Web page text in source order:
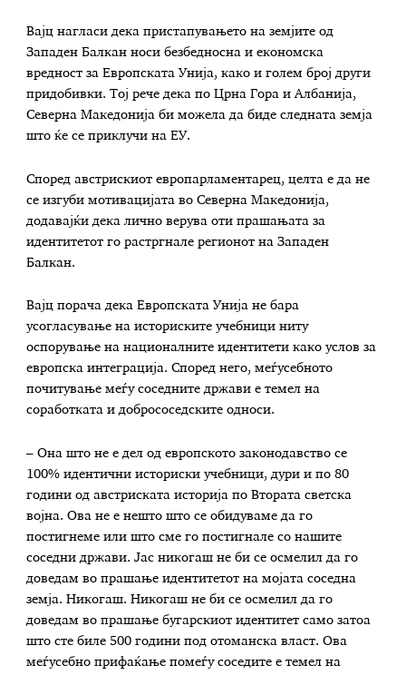
Вајц нагласи дека пристапувањето на земјите од
Западен Балкан носи безбедносна и економска
вредност за Европската Унија, како и голем број други
придобивки. Тој рече дека по Црна Гора и Албанија,
Северна Македонија би можела да биде следната земја
што ќе се приклучи на ЕУ.
Според австрискиот европарламентарец, целта е да не
се изгуби мотивацијата во Северна Македонија,
додавајќи дека лично верува оти прашањата за
идентитетот го растргнале регионот на Западен
Балкан.
Вајц порача дека Европската Унија не бара
усогласување на историските учебници ниту
оспорување на националните идентитети како услов за
европска интеграција. Според него, меѓусебното
почитување меѓу соседните држави е темел на
соработката и добрососедските односи.
– Она што не е дел од европското законодавство се
100% идентични историски учебници, дури и по 80
години од австриската историја по Втората светска
војна. Ова не е нешто што се обидуваме да го
постигнеме или што сме го постигнале со нашите
соседни држави. Јас никогаш не би се осмелил да го
доведам во прашање идентитетот на мојата соседна
земја. Никогаш. Никогаш не би се осмелил да го
доведам во прашање бугарскиот идентитет само затоа
што сте биле 500 години под отоманска власт. Ова
меѓусебно прифаќање помеѓу соседите е темел на